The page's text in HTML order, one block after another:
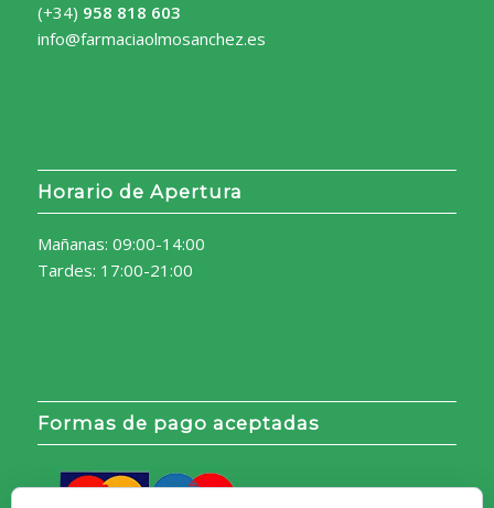
(+34) 958 818 603
info@farmaciaolmosanchez.es
Horario de Apertura
Mañanas: 09:00-14:00
Tardes: 17:00-21:00
Formas de pago aceptadas